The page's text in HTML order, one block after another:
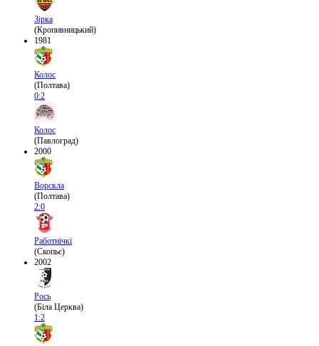
Зірка
(Кропивницький)
1981
Колос
(Полтава)
0:2
Колос
(Павлоград)
2000
Ворскла
(Полтава)
2:0
Работнічкі
(Скопьє)
2002
Рось
(Біла Церква)
1:2